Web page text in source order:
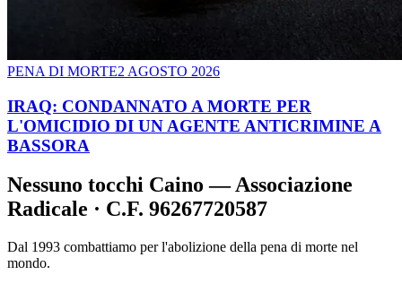
PENA DI MORTE2 AGOSTO 2026
IRAQ: CONDANNATO A MORTE PER
L'OMICIDIO DI UN AGENTE ANTICRIMINE A
BASSORA
Nessuno tocchi Caino — Associazione
Radicale · C.F. 96267720587
Dal 1993 combattiamo per l'abolizione della pena di morte nel
mondo.